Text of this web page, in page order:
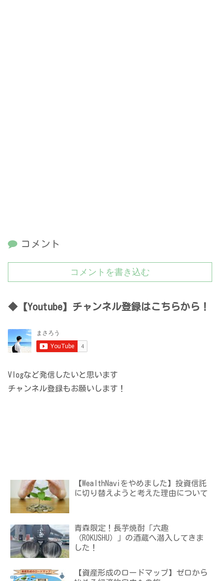
コメント
コメントを書き込む
◆【Youtube】チャンネル登録はこちらから！
Vlogなど発信したいと思います
チャンネル登録もお願いします！
【WealthNaviをやめました】投資信託
に切り替えようと考えた理由について
青森限定！長芋焼酎「六趣
（ROKUSHU）」の酒蔵へ潜入してきま
した！
【資産形成のロードマップ】ゼロから